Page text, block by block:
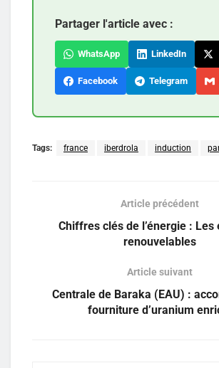
Partager l'article avec :
WhatsApp LinkedIn
Facebook Telegram
Tags: france iberdrola induction
Article précédent
Chiffres clés de l’énergie : Les
renouvelables
Article suivant
Centrale de Baraka (EAU) :
fourniture d’uranium